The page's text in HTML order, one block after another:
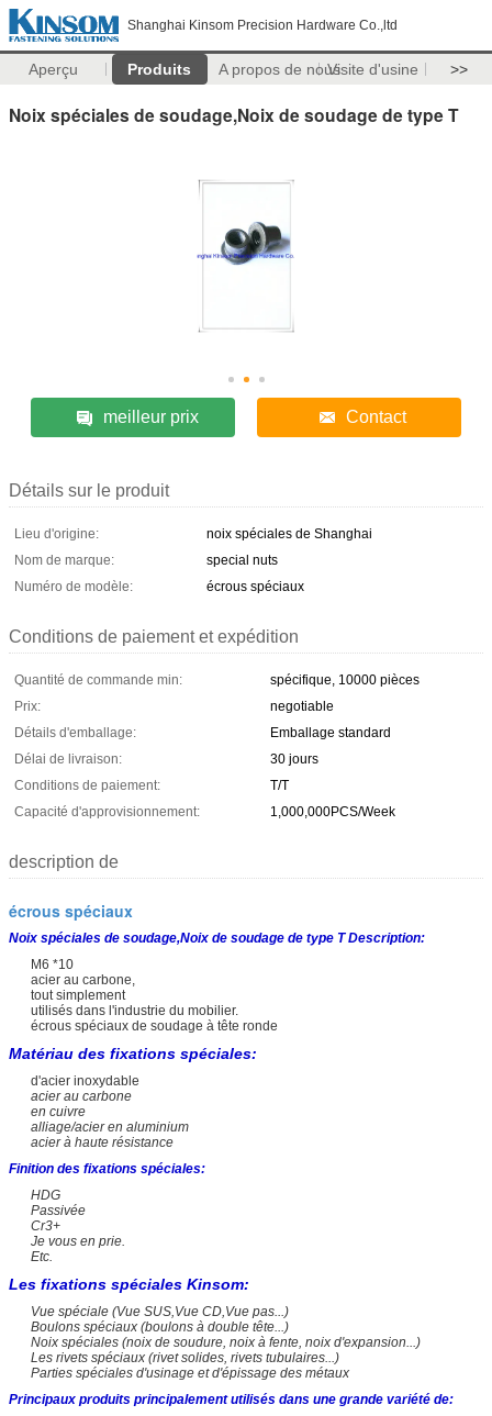
Shanghai Kinsom Precision Hardware Co.,ltd
Aperçu Produits A propos de nousVisite d'usine >>
Noix spéciales de soudage,Noix de soudage de type T
meilleur prix Contact
Détails sur le produit
Lieu d'origine:
noix spéciales de Shanghai
Nom de marque:
special nuts
Numéro de modèle:
écrous spéciaux
Conditions de paiement et expédition
Quantité de commande min:
spécifique, 10000 pièces
Prix:
negotiable
Détails d'emballage:
Emballage standard
Délai de livraison:
30 jours
Conditions de paiement:
T/T
Capacité d'approvisionnement:
1,000,000PCS/Week
description de
écrous spéciaux
Noix spéciales de soudage,Noix de soudage de type T Description:
M6 *10
acier au carbone,
tout simplement
utilisés dans l'industrie du mobilier.
écrous spéciaux de soudage à tête ronde
Matériau des fixations spéciales:
d'acier inoxydable
acier au carbone
en cuivre
alliage/acier en aluminium
acier à haute résistance
Finition des fixations spéciales:
HDG
Passivée
Cr3+
Je vous en prie.
Etc.
Les fixations spéciales Kinsom:
Vue spéciale (Vue SUS,Vue CD,Vue pas...)
Boulons spéciaux (boulons à double tête...)
Noix spéciales (noix de soudure, noix à fente, noix d'expansion...)
Les rivets spéciaux (rivet solides, rivets tubulaires...)
Parties spéciales d'usinage et d'épissage des métaux
Principaux produits principalement utilisés dans une grande variété de: